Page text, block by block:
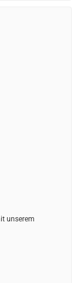
unserem